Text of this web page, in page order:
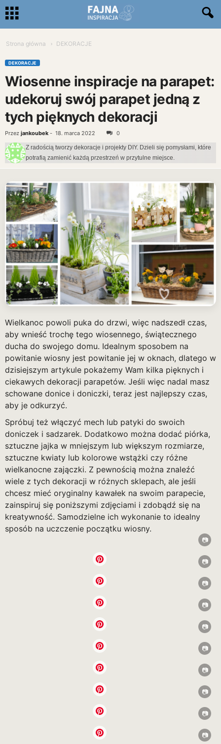
Strona główna DEKORACJE
DEKORACJE
Wiosenne inspiracje na parapet:
udekoruj swój parapet jedną z
tych pięknych dekoracji
Przez jankoubek - 18. marca 2022 0
Z radością tworzy dekoracje i projekty DIY. Dzieli się pomysłami, które
potrafią zamienić każdą przestrzeń w przytulne miejsce.
Wielkanoc powoli puka do drzwi, więc nadszedł czas,
aby wnieść trochę tego wiosennego, świątecznego
ducha do swojego domu. Idealnym sposobem na
powitanie wiosny jest powitanie jej w oknach, dlatego w
dzisiejszym artykule pokażemy Wam kilka pięknych i
ciekawych dekoracji parapetów. Jeśli więc nadal masz
schowane donice i doniczki, teraz jest najlepszy czas,
aby je odkurzyć.
Spróbuj też włączyć mech lub patyki do swoich
doniczek i sadzarek. Dodatkowo można dodać piórka,
sztuczne jajka w mniejszym lub większym rozmiarze,
sztuczne kwiaty lub kolorowe wstążki czy różne
wielkanocne zajączki. Z pewnością można znaleźć
wiele z tych dekoracji w różnych sklepach, ale jeśli
chcesz mieć oryginalny kawałek na swoim parapecie,
zainspiruj się poniższymi zdjęciami i zdobądź się na
kreatywność. Samodzielne ich wykonanie to idealny
sposób na uczczenie początku wiosny.